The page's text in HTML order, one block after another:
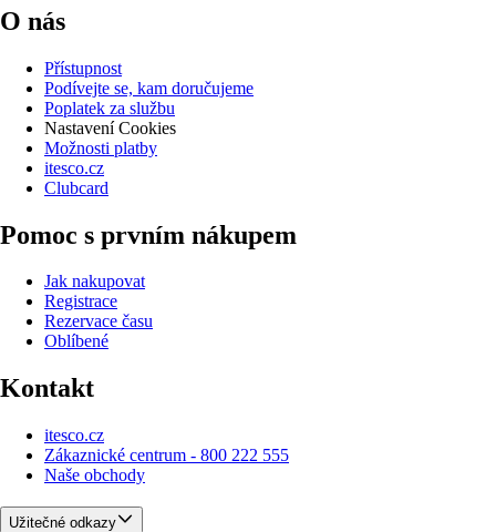
O nás
Přístupnost
Podívejte se, kam doručujeme
Poplatek za službu
Nastavení Cookies
Možnosti platby
itesco.cz
Clubcard
Pomoc s prvním nákupem
Jak nakupovat
Registrace
Rezervace času
Oblíbené
Kontakt
itesco.cz
Zákaznické centrum - 800 222 555
Naše obchody
Užitečné odkazy